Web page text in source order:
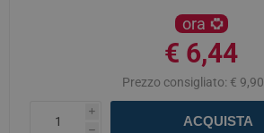
ora
€ 6,44
Prezzo consigliato: € 9,90
i
h
ACQUISTA